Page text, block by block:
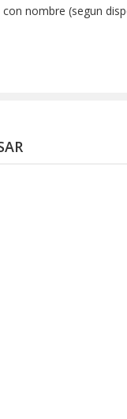
nombre (segun